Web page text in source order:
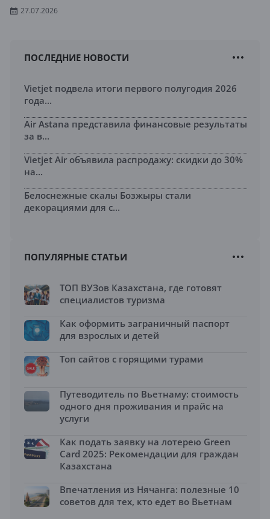
27.07.2026
ПОСЛЕДНИЕ НОВОСТИ
Vietjet подвела итоги первого полугодия 2026
года...
Air Astana представила финансовые результаты
за в...
Vietjet Air объявила распродажу: скидки до 30%
на...
Белоснежные скалы Бозжыры стали
декорациями для с...
ПОПУЛЯРНЫЕ СТАТЬИ
ТОП ВУЗов Казахстана, где готовят
специалистов туризма
Как оформить заграничный паспорт
для взрослых и детей
Топ сайтов с горящими турами
Путеводитель по Вьетнаму: стоимость
одного дня проживания и прайс на
услуги
Как подать заявку на лотерею Green
Card 2025: Рекомендации для граждан
Казахстана
Впечатления из Нячанга: полезные 10
советов для тех, кто едет во Вьетнам